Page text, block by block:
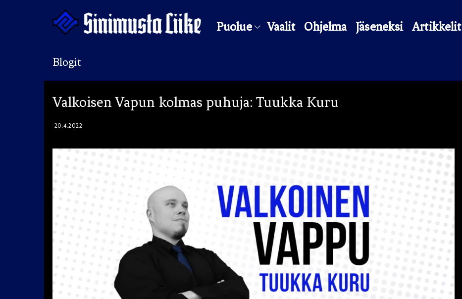
Puolue Vaalit Ohjelma Jäseneksi Artikkelit
Artikkelit
Uutiset
Blogit
Kauppa
Blogit
Valkoisen Vapun kolmas puhuja: Tuukka Kuru
20.4.2022